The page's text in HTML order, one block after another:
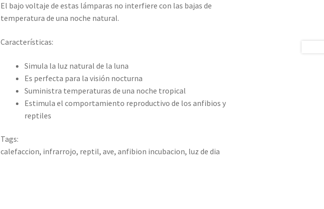
El bajo voltaje de estas lámparas no interfiere con las bajas de
temperatura de una noche natural.
Características:
Simula la luz natural de la luna
Es perfecta para la visión nocturna
Suministra temperaturas de una noche tropical
Estimula el comportamiento reproductivo de los anfibios y
reptiles
Tags:
calefaccion, infrarrojo, reptil, ave, anfibion incubacion, luz de dia